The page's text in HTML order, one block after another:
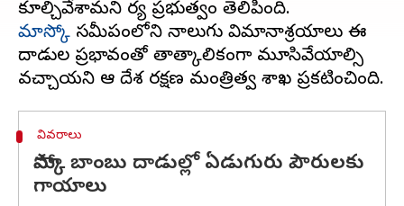
మాస్కో సమీపంలోని నాలుగు విమానాశ్రయాలు ఈ
దాడుల ప్రభావంతో తాత్కాలికంగా మూసివేయాల్సి
వివరాలు
మాస్కో బాంబు దాడుల్లో ఏడుగురు పౌరులకు
గాయాలు